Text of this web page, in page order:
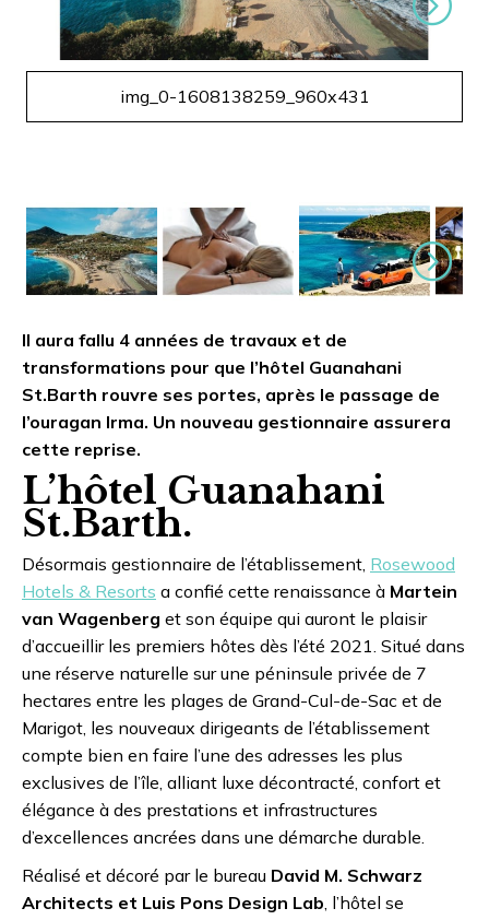
img_0-1608138259_960x431
Suivant
Suivant
Il aura fallu 4 années de travaux et de
transformations pour que l’hôtel Guanahani
St.Barth rouvre ses portes, après le passage de
l’ouragan Irma. Un nouveau gestionnaire assurera
cette reprise.
L’hôtel Guanahani
St.Barth.
Désormais gestionnaire de l’établissement, Rosewood
Hotels & Resorts a confié cette renaissance à Martein
van Wagenberg et son équipe qui auront le plaisir
d’accueillir les premiers hôtes dès l’été 2021. Situé dans
une réserve naturelle sur une péninsule privée de 7
hectares entre les plages de Grand-Cul-de-Sac et de
Marigot, les nouveaux dirigeants de l’établissement
compte bien en faire l’une des adresses les plus
exclusives de l’île, alliant luxe décontracté, confort et
élégance à des prestations et infrastructures
d’excellences ancrées dans une démarche durable.
Réalisé et décoré par le bureau David M. Schwarz
Architects et Luis Pons Design Lab, l’hôtel se